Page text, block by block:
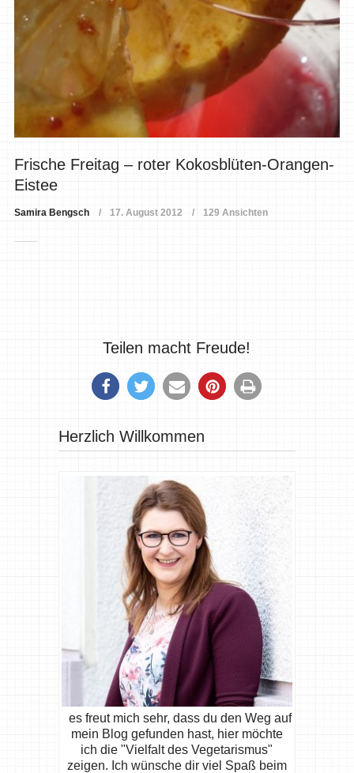
Frische Freitag – roter Kokosblüten-Orangen-
Eistee
Samira Bengsch 17. August 2012 129 Ansichten
Teilen macht Freude!
Herzlich Willkommen
es freut mich sehr, dass du den Weg auf
mein Blog gefunden hast, hier möchte
ich die "Vielfalt des Vegetarismus"
zeigen. Ich wünsche dir viel Spaß beim